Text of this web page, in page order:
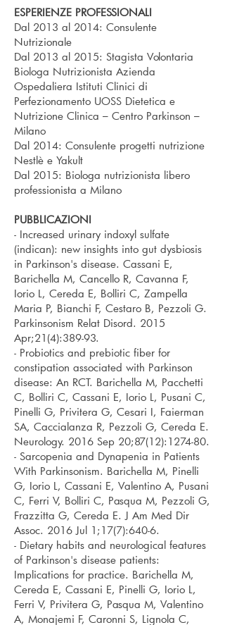
ESPERIENZE PROFESSIONALI
Dal 2013 al 2014: Consulente
Nutrizionale
Dal 2013 al 2015: Stagista Volontaria
Biologa Nutrizionista Azienda
Ospedaliera Istituti Clinici di
Perfezionamento UOSS Dietetica e
Nutrizione Clinica – Centro Parkinson –
Milano
Dal 2014: Consulente progetti nutrizione
Nestlè e Yakult
Dal 2015: Biologa nutrizionista libero
professionista a Milano
PUBBLICAZIONI
- Increased urinary indoxyl sulfate
(indican): new insights into gut dysbiosis
in Parkinson's disease. Cassani E,
Barichella M, Cancello R, Cavanna F,
Iorio L, Cereda E, Bolliri C, Zampella
Maria P, Bianchi F, Cestaro B, Pezzoli G.
Parkinsonism Relat Disord. 2015
Apr;21(4):389-93.
- Probiotics and prebiotic fiber for
constipation associated with Parkinson
disease: An RCT. Barichella M, Pacchetti
C, Bolliri C, Cassani E, Iorio L, Pusani C,
Pinelli G, Privitera G, Cesari I, Faierman
SA, Caccialanza R, Pezzoli G, Cereda E.
Neurology. 2016 Sep 20;87(12):1274-80.
- Sarcopenia and Dynapenia in Patients
With Parkinsonism. Barichella M, Pinelli
G, Iorio L, Cassani E, Valentino A, Pusani
C, Ferri V, Bolliri C, Pasqua M, Pezzoli G,
Frazzitta G, Cereda E. J Am Med Dir
Assoc. 2016 Jul 1;17(7):640-6.
- Dietary habits and neurological features
of Parkinson's disease patients:
Implications for practice. Barichella M,
Cereda E, Cassani E, Pinelli G, Iorio L,
Ferri V, Privitera G, Pasqua M, Valentino
A, Monajemi F, Caronni S, Lignola C,